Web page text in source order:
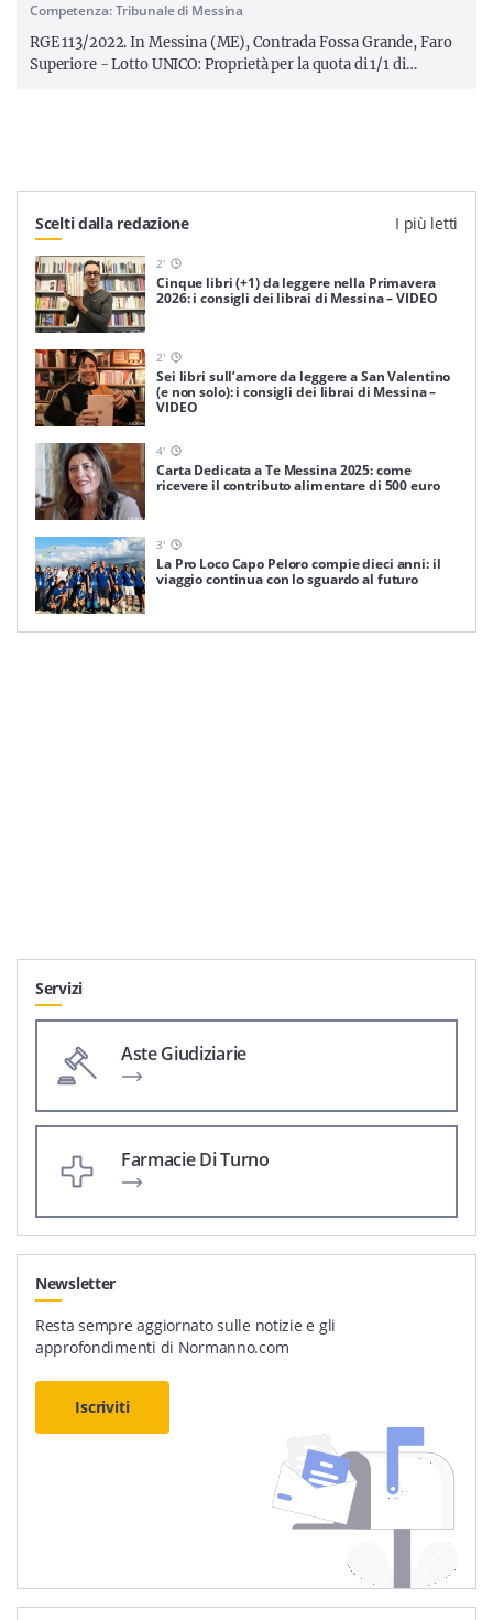
Competenza: Tribunale di Messina
RGE 113/2022. In Messina (ME), Contrada Fossa Grande, Faro
Superiore - Lotto UNICO: Proprietà per la quota di 1/1 di…
Scelti dalla redazione I più letti
2'
Cinque libri (+1) da leggere nella Primavera
2026: i consigli dei librai di Messina – VIDEO
2'
Sei libri sull’amore da leggere a San Valentino
(e non solo): i consigli dei librai di Messina –
VIDEO
4'
Carta Dedicata a Te Messina 2025: come
ricevere il contributo alimentare di 500 euro
3'
La Pro Loco Capo Peloro compie dieci anni: il
viaggio continua con lo sguardo al futuro
Servizi
Aste Giudiziarie
Farmacie Di Turno
Newsletter
Resta sempre aggiornato sulle notizie e gli
approfondimenti di Normanno.com
Iscriviti